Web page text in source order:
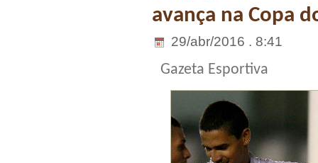
avança na Copa
29/abr/2016 . 8:41
Gazeta Esportiva